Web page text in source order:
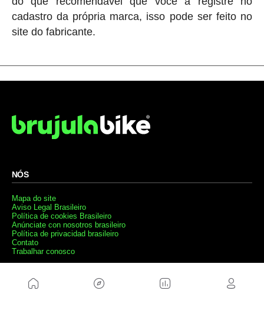
cadastro da própria marca, isso pode ser feito no
site do fabricante.
NÓS
Mapa do site
Aviso Legal Brasileiro
Política de cookies Brasileiro
Anúnciate con nosotros brasileiro
Política de privacidad brasileiro
Contato
Trabalhar conosco
SITES AMIGÁVEIS